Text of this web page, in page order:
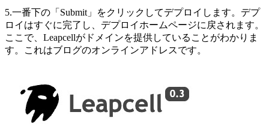
5.一番下の「Submit」をクリックしてデプロイします。デプ
ロイはすぐに完了し、デプロイホームページに戻されます。
ここで、Leapcellがドメインを提供していることがわかりま
す。これはブログのオンラインアドレスです。